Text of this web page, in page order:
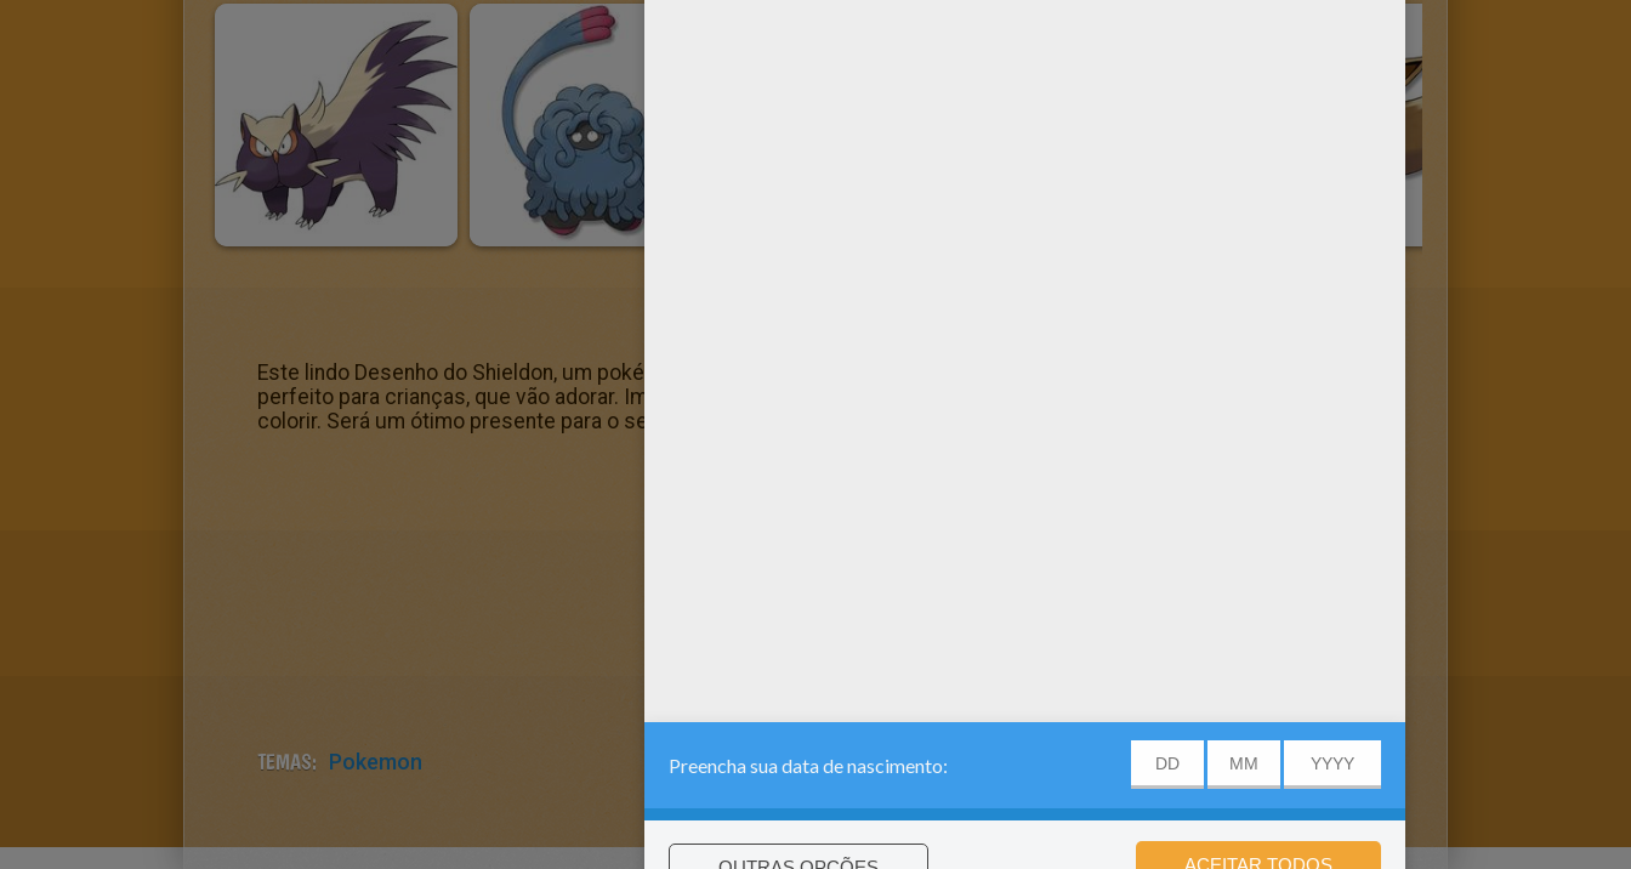
Este lindo Desenho do Shieldon, um pokémon do tipo Pedra para colorir do Desenhos de POKEMON para colorir é
perfeito para crianças, que vão adorar. Imprima e colora este Desenho do Shieldon, um pokémon do tipo Pedra para
colorir. Será um ótimo presente para o seu pai ou sua mãe.
TEMAS: Pokemon